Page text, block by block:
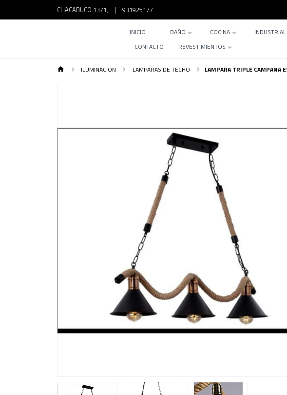
CHACABUCO 1371, | 931925177
INICIO BAÑO COCINA INDUSTRIAL
CONTACTO
REVESTIMIENTOS
ILUMINACION LAMPARAS DE TECHO LAMPARA TRIPLE CAMPANA